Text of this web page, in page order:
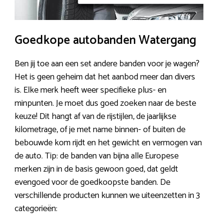
Goedkope autobanden Watergang
Ben jij toe aan een set andere banden voor je wagen?
Het is geen geheim dat het aanbod meer dan divers
is. Elke merk heeft weer specifieke plus- en
minpunten. Je moet dus goed zoeken naar de beste
keuze! Dit hangt af van de rijstijlen, de jaarlijkse
kilometrage, of je met name binnen- of buiten de
bebouwde kom rijdt en het gewicht en vermogen van
de auto. Tip: de banden van bijna alle Europese
merken zijn in de basis gewoon goed, dat geldt
evengoed voor de goedkoopste banden. De
verschillende producten kunnen we uiteenzetten in 3
categorieën: